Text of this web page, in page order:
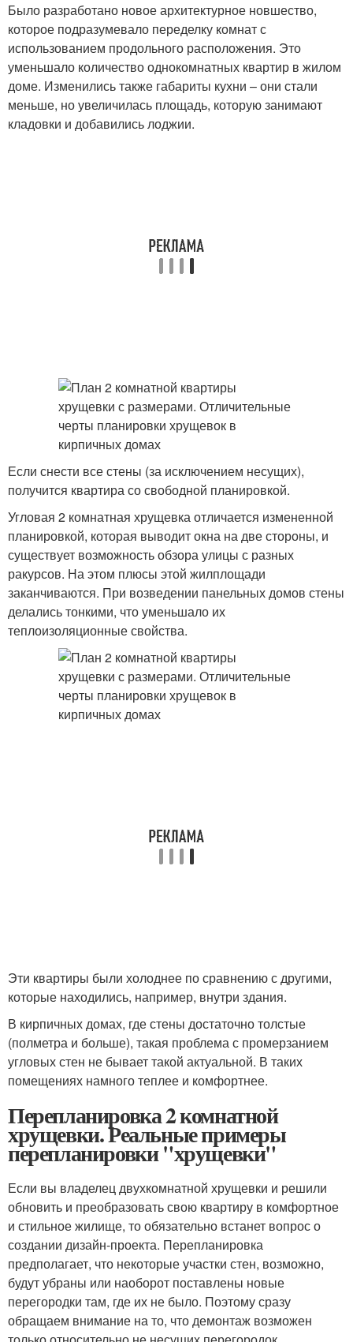
Было разработано новое архитектурное новшество,
которое подразумевало переделку комнат с
использованием продольного расположения. Это
уменьшало количество однокомнатных квартир в жилом
доме. Изменились также габариты кухни – они стали
меньше, но увеличилась площадь, которую занимают
кладовки и добавились лоджии.
Если снести все стены (за исключением несущих),
получится квартира со свободной планировкой.
Угловая 2 комнатная хрущевка отличается измененной
планировкой, которая выводит окна на две стороны, и
существует возможность обзора улицы с разных
ракурсов. На этом плюсы этой жилплощади
заканчиваются. При возведении панельных домов стены
делались тонкими, что уменьшало их
теплоизоляционные свойства.
Эти квартиры были холоднее по сравнению с другими,
которые находились, например, внутри здания.
В кирпичных домах, где стены достаточно толстые
(полметра и больше), такая проблема с промерзанием
угловых стен не бывает такой актуальной. В таких
помещениях намного теплее и комфортнее.
Перепланировка 2 комнатной
хрущевки. Реальные примеры
перепланировки "хрущевки"
Если вы владелец двухкомнатной хрущевки и решили
обновить и преобразовать свою квартиру в комфортное
и стильное жилище, то обязательно встанет вопрос о
создании дизайн-проекта. Перепланировка
предполагает, что некоторые участки стен, возможно,
будут убраны или наоборот поставлены новые
перегородки там, где их не было. Поэтому сразу
обращаем внимание на то, что демонтаж возможен